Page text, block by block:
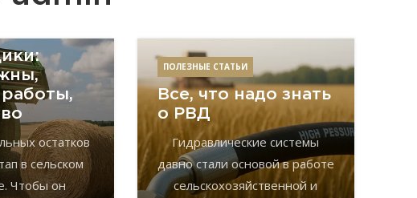
остатков
в сельском
Чтобы он
ПОЛЕЗНЫЕ СТАТЬИ
Все, что надо знать
о РВД
Гидравлические системы
давно стали основой в работе
сельскохозяйственной и